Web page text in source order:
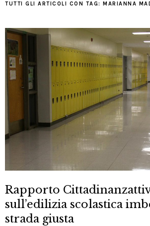
TUTTI GLI ARTICOLI CON TAG: MARIANNA
Rapporto
sull’edilizia scolastica
strada giusta